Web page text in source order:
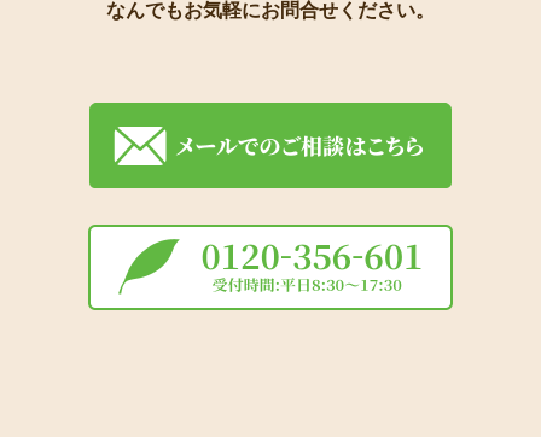
ど、
なんでもお気軽にお問合せください。